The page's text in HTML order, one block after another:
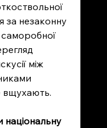
за незаконну
між
вщухають.
національну